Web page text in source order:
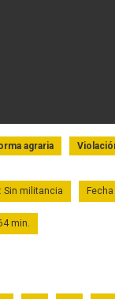
agraria
Sin militancia
min.